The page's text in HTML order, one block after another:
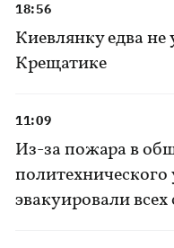
Киевлянку едва не
Крещатике
18:56
Из-за пожара в
политехнического
эвакуировали всех
11:09